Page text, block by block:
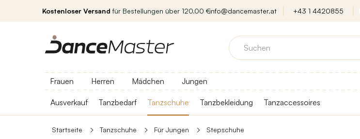
Kostenloser Versand für Bestellungen über 120.00 €info@dancemaster.at +43 1 4420855
Frauen Herren Mädchen Jungen
Ausverkauf Tanzbedarf Tanzschuhe Tanzbekleidung Tanzaccessoires
Startseite Tanzschuhe Für Jungen Stepschuhe